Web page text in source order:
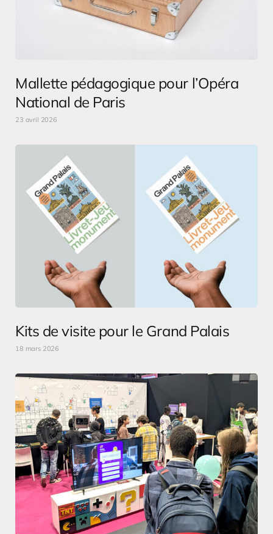
Mallette pédagogique pour l’Opéra
National de Paris
23 avril 2026
Kits de visite pour le Grand Palais
18 mars 2026